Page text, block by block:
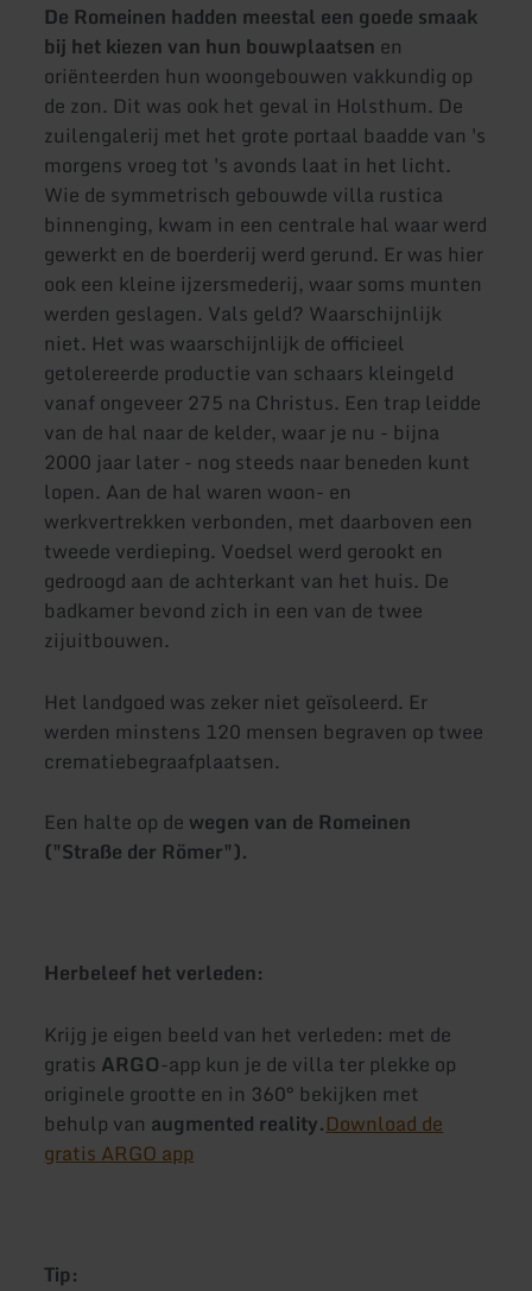
De Romeinen hadden meestal een goede smaak
bij het kiezen van hun bouwplaatsen en
oriënteerden hun woongebouwen vakkundig op
de zon. Dit was ook het geval in Holsthum. De
zuilengalerij met het grote portaal baadde van 's
morgens vroeg tot 's avonds laat in het licht.
Wie de symmetrisch gebouwde villa rustica
binnenging, kwam in een centrale hal waar werd
gewerkt en de boerderij werd gerund. Er was hier
ook een kleine ijzersmederij, waar soms munten
werden geslagen. Vals geld? Waarschijnlijk
niet. Het was waarschijnlijk de officieel
getolereerde productie van schaars kleingeld
vanaf ongeveer 275 na Christus. Een trap leidde
van de hal naar de kelder, waar je nu - bijna
2000 jaar later - nog steeds naar beneden kunt
lopen. Aan de hal waren woon- en
werkvertrekken verbonden, met daarboven een
tweede verdieping. Voedsel werd gerookt en
gedroogd aan de achterkant van het huis. De
badkamer bevond zich in een van de twee
zijuitbouwen.
Het landgoed was zeker niet geïsoleerd. Er
werden minstens 120 mensen begraven op twee
crematiebegraafplaatsen.
Een halte op de wegen van de Romeinen
("Straße der Römer").
Herbeleef het verleden:
Krijg je eigen beeld van het verleden: met de
gratis ARGO-app kun je de villa ter plekke op
originele grootte en in 360° bekijken met
behulp van augmented reality.Download de
gratis ARGO app
Tip: